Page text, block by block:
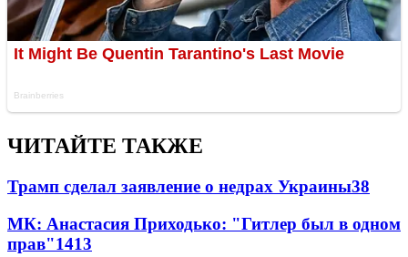
ЧИТАЙТЕ ТАКЖЕ
Трамп сделал заявление о недрах Украины38
МК: Анастасия Приходько: "Гитлер был в одном
прав"1413